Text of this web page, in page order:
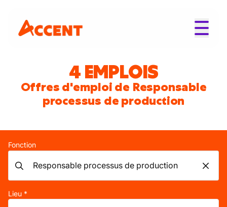
4 EMPLOIS
Offres d'emploi de Responsable
processus de production
Fonction
Lieu *